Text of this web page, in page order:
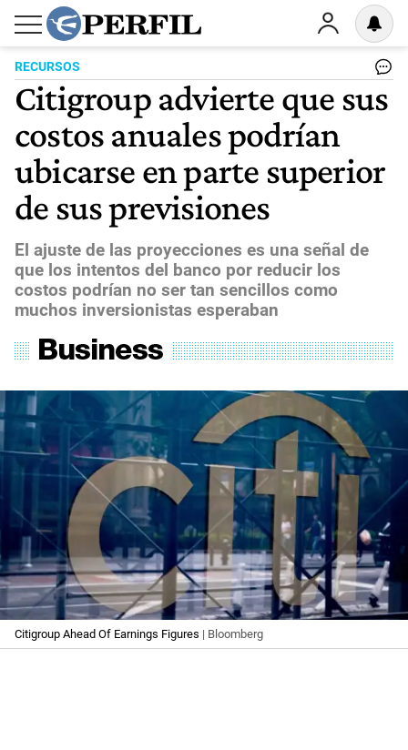
RECURSOS
Citigroup advierte que sus
costos anuales podrían
ubicarse en parte superior
de sus previsiones
El ajuste de las proyecciones es una señal de
que los intentos del banco por reducir los
costos podrían no ser tan sencillos como
muchos inversionistas esperaban
Citigroup Ahead Of Earnings Figures | Bloomberg